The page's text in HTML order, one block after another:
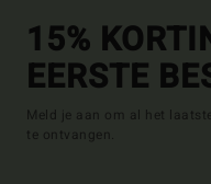
15%
EERSTE
Meld je aan om al het
te ontvangen.